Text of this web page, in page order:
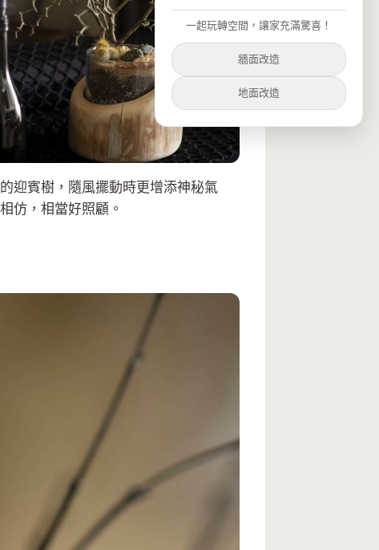
迎賓樹，隨風擺動時更增添神秘氣
仿，相當好照顧。
一起玩轉空間，讓家充滿驚喜！
牆面改造
地面改造